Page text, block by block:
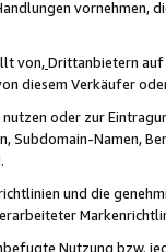
vornehmen,
von,Drittanbietern auf
diesem Verkäufer
oder zur
Subdomain-Namen,
und die
Nutzung bzw.